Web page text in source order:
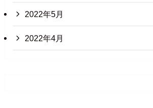
2022年5月
2022年4月